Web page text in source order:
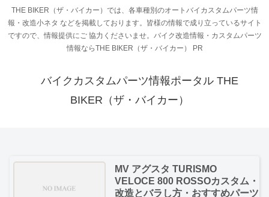
THE BIKER（ザ・バイカー）では、各車種別のオートバイカスタムパーツ情
報・改造小ネタ などを掲載しております。皆様の情報で成り立っているサイト
ですので、情報提供にご 協力くださいませ。バイク改造情報・カスタムパーツ
情報ならTHE BIKER（ザ・バイカー） PR
バイクカスタムパーツ情報ポータル THE
BIKER（ザ・バイカー）
MV アグスタ TURISMO
VELOCE 800 ROSSOカスタム・
改造とバラし方・おすすめパーツ